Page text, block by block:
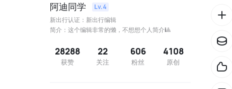
阿迪同学 Lv.4
新出行认证：新出行编辑
简介：这个编辑非常的懒，不想想个人简介🎱
28288
获赞
22
关注
606
粉丝
4108
原创